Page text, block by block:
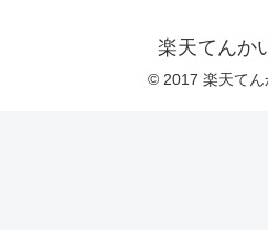
楽天てんか
© 2017 楽天てん